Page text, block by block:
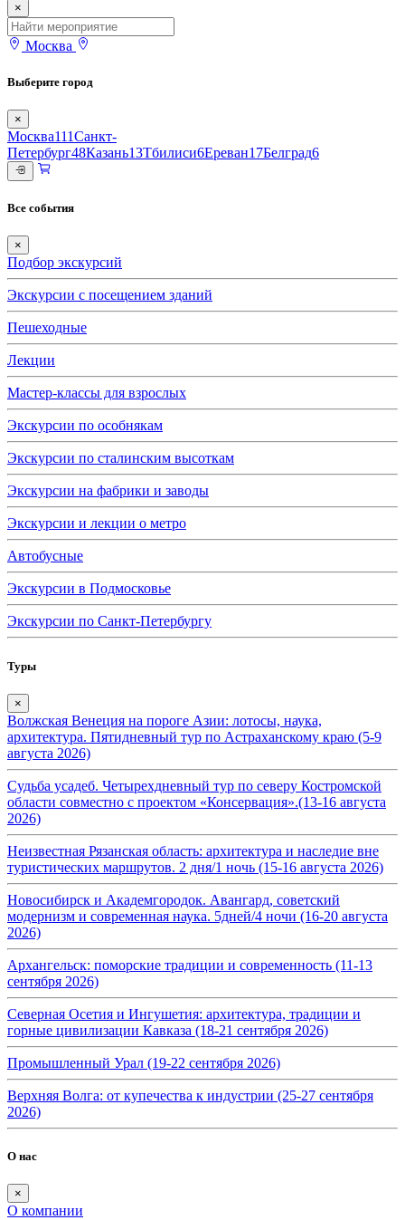
×
Москва
Выберите город
×
Москва111Санкт-
Петербург48Казань13Тбилиси6Ереван17Белград6
Все события
×
Подбор экскурсий
Экскурсии с посещением зданий
Пешеходные
Лекции
Мастер-классы для взрослых
Экскурсии по особнякам
Экскурсии по сталинским высоткам
Экскурсии на фабрики и заводы
Экскурсии и лекции о метро
Автобусные
Экскурсии в Подмосковье
Экскурсии по Санкт-Петербургу
Туры
×
Волжская Венеция на пороге Азии: лотосы, наука,
архитектура. Пятидневный тур по Астраханскому краю (5-9
августа 2026)
Судьба усадеб. Четырехдневный тур по северу Костромской
области совместно с проектом «Консервация».(13-16 августа
2026)
Неизвестная Рязанская область: архитектура и наследие вне
туристических маршрутов. 2 дня/1 ночь (15-16 августа 2026)
Новосибирск и Академгородок. Авангард, советский
модернизм и современная наука. 5дней/4 ночи (16-20 августа
2026)
Архангельск: поморские традиции и современность (11-13
сентября 2026)
Северная Осетия и Ингушетия: архитектура, традиции и
горные цивилизации Кавказа (18-21 сентября 2026)
Промышленный Урал (19-22 сентября 2026)
Верхняя Волга: от купечества к индустрии (25-27 сентября
2026)
О нас
×
О компании